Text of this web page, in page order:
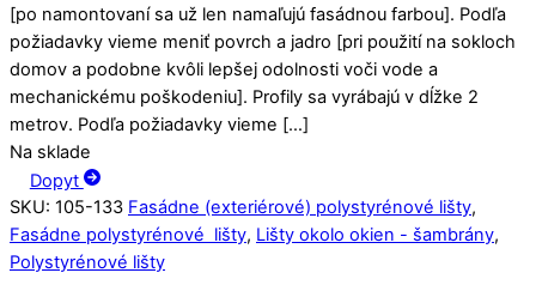
[po namontovaní sa už len namaľujú fasádnou farbou]. Podľa
požiadavky vieme meniť povrch a jadro [pri použití na sokloch
domov a podobne kvôli lepšej odolnosti voči vode a
mechanickému poškodeniu]. Profily sa vyrábajú v dĺžke 2
metrov. Podľa požiadavky vieme […]
Na sklade
Dopyt
SKU: 105-133 Fasádne (exteriérové) polystyrénové lišty,
Fasádne polystyrénové lišty, Lišty okolo okien - šambrány,
Polystyrénové lišty